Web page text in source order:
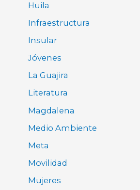
Huila
Infraestructura
Insular
Jóvenes
La Guajira
Literatura
Magdalena
Medio Ambiente
Meta
Movilidad
Mujeres